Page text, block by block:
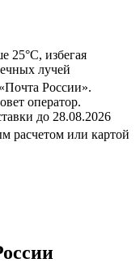
25°C, избегая
лучей
России».
оператор.
до 28.08.2026
расчетом или картой